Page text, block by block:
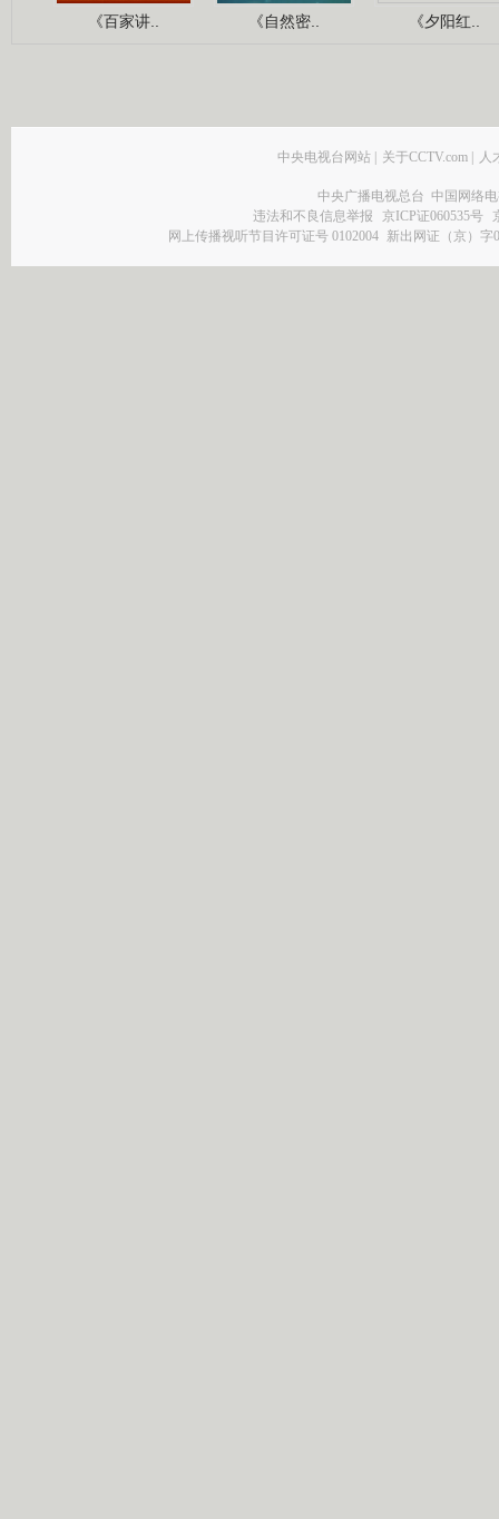
《百家讲.. 《自然密.. 《夕阳红..
中央电视台网站 | 关于CCTV.com | 人
中央广播电视总台 中国网络
违法和不良信息举报
京ICP证060535号
网上传播视听节目许可证号 0102004 新出网证（京）